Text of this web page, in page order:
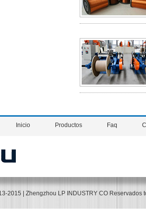
Inicio Productos Faq
2015 | Zhengzhou LP INDUSTRY CO